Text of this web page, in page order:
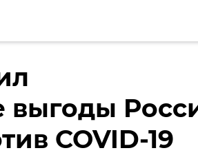
выгоды
COVID-19